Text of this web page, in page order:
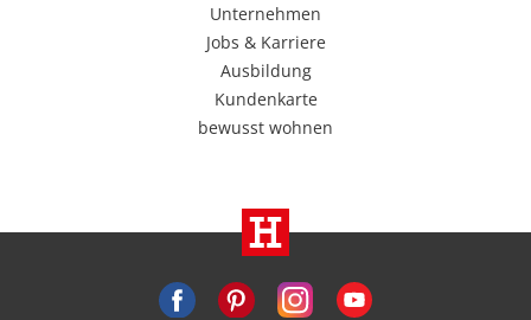
Unternehmen
Jobs & Karriere
Ausbildung
Kundenkarte
bewusst wohnen